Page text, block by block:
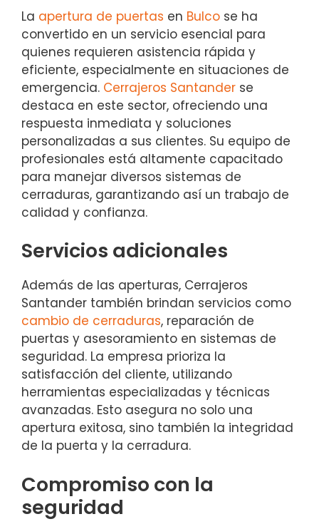
La apertura de puertas en Bulco se ha
convertido en un servicio esencial para
quienes requieren asistencia rápida y
eficiente, especialmente en situaciones de
emergencia. Cerrajeros Santander se
destaca en este sector, ofreciendo una
respuesta inmediata y soluciones
personalizadas a sus clientes. Su equipo de
profesionales está altamente capacitado
para manejar diversos sistemas de
cerraduras, garantizando así un trabajo de
calidad y confianza.
Servicios adicionales
Además de las aperturas, Cerrajeros
Santander también brindan servicios como
cambio de cerraduras, reparación de
puertas y asesoramiento en sistemas de
seguridad. La empresa prioriza la
satisfacción del cliente, utilizando
herramientas especializadas y técnicas
avanzadas. Esto asegura no solo una
apertura exitosa, sino también la integridad
de la puerta y la cerradura.
Compromiso con la
seguridad